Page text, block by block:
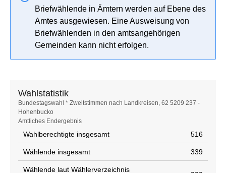
Briefwählende in Ämtern werden auf Ebene des
Amtes ausgewiesen. Eine Ausweisung von
Briefwählenden in den amtsangehörigen
Gemeinden kann nicht erfolgen.
Wahlstatistik
Wahlstatistik
Bundestagswahl * Zweitstimmen nach Landkreisen, 62 5209 237 -
Hohenbucko
Amtliches Endergebnis
Wahlberechtigte insgesamt 516
Wählende insgesamt 339
Wählende laut Wählerverzeichnis